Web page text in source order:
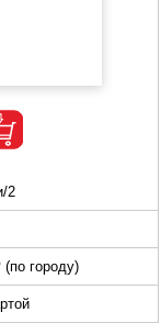
2
городу)